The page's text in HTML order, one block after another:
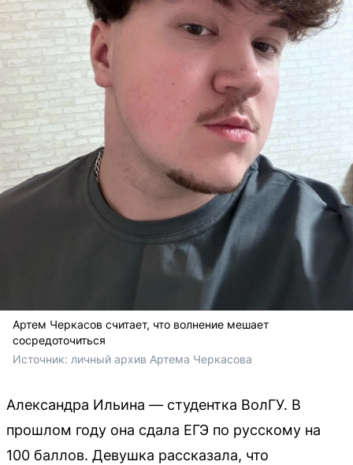
Артем Черкасов считает, что волнение мешает
сосредоточиться
Источник: личный архив Артема Черкасова
Александра Ильина — студентка ВолГУ. В
прошлом году она сдала ЕГЭ по русскому на
100 баллов. Девушка рассказала, что